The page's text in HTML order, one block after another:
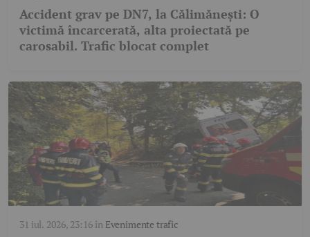
Accident grav pe DN7, la Călimănești: O
victimă încarcerată, alta proiectată pe
carosabil. Trafic blocat complet
31 iul. 2026, 23:16în Evenimente trafic